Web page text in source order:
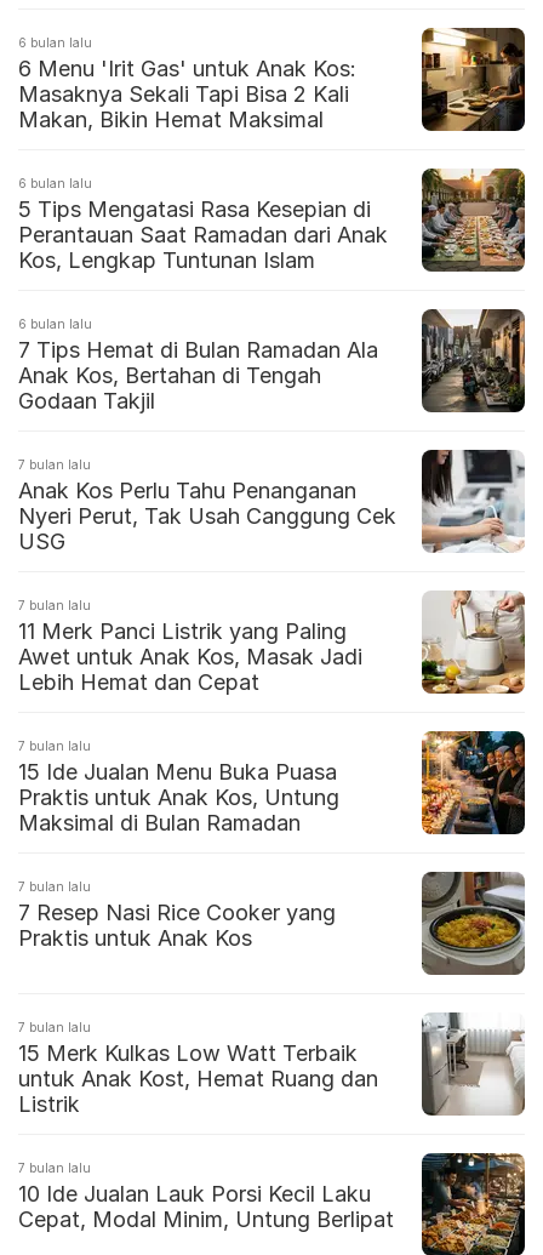
6 bulan lalu
6 Menu 'Irit Gas' untuk Anak Kos:
Masaknya Sekali Tapi Bisa 2 Kali
Makan, Bikin Hemat Maksimal
6 bulan lalu
5 Tips Mengatasi Rasa Kesepian di
Perantauan Saat Ramadan dari Anak
Kos, Lengkap Tuntunan Islam
6 bulan lalu
7 Tips Hemat di Bulan Ramadan Ala
Anak Kos, Bertahan di Tengah
Godaan Takjil
7 bulan lalu
Anak Kos Perlu Tahu Penanganan
Nyeri Perut, Tak Usah Canggung Cek
USG
7 bulan lalu
11 Merk Panci Listrik yang Paling
Awet untuk Anak Kos, Masak Jadi
Lebih Hemat dan Cepat
7 bulan lalu
15 Ide Jualan Menu Buka Puasa
Praktis untuk Anak Kos, Untung
Maksimal di Bulan Ramadan
7 bulan lalu
7 Resep Nasi Rice Cooker yang
Praktis untuk Anak Kos
7 bulan lalu
15 Merk Kulkas Low Watt Terbaik
untuk Anak Kost, Hemat Ruang dan
Listrik
7 bulan lalu
10 Ide Jualan Lauk Porsi Kecil Laku
Cepat, Modal Minim, Untung Berlipat